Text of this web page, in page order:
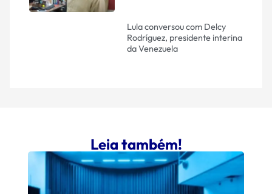
Lula conversou com Delcy
Rodríguez, presidente interina
da Venezuela
Leia também!